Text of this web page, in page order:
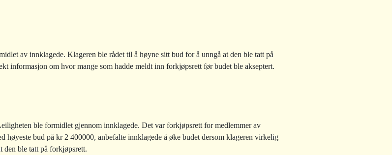
av innklagede. Klageren ble rådet til å høyne sitt bud for å unngå at den ble tatt på
informasjon om hvor mange som hadde meldt inn forkjøpsrett før budet ble akseptert.
ble formidlet gjennom innklagede. Det var forkjøpsrett for medlemmer av
høyeste bud på kr 2 400000, anbefalte innklagede å øke budet dersom klageren virkelig
den ble tatt på forkjøpsrett.